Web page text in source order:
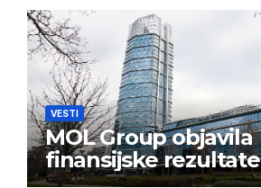
VESTI
MOL Group objavila
finansijske rezultate